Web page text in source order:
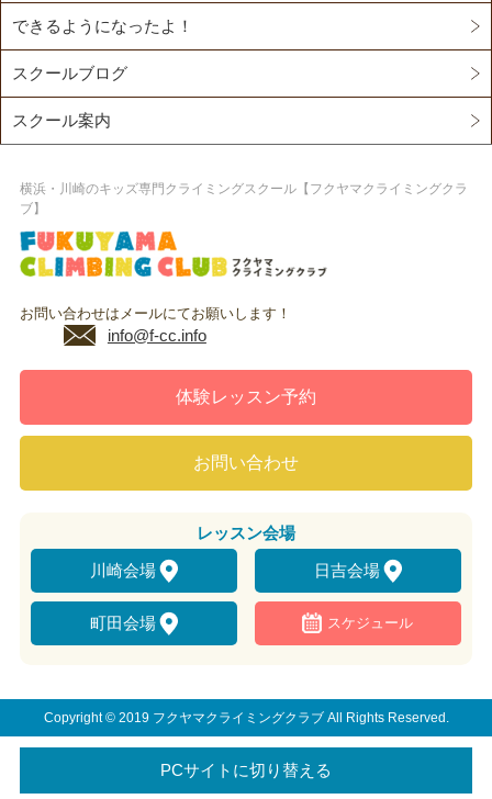
できるようになったよ！
スクールブログ
スクール案内
横浜・川崎のキッズ専門クライミングスクール【フクヤマクライミングクラ
ブ】
お問い合わせはメールにてお願いします！
info@f-cc.info
体験レッスン予約
お問い合わせ
レッスン会場
川崎会場
日吉会場
町田会場 スケジュール
Copyright © 2019 フクヤマクライミングクラブ All Rights Reserved.
PCサイトに切り替える